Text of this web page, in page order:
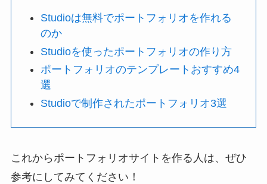
Studioは無料でポートフォリオを作れる
のか
Studioを使ったポートフォリオの作り方
ポートフォリオのテンプレートおすすめ4
選
Studioで制作されたポートフォリオ3選
これからポートフォリオサイトを作る人は、ぜひ
参考にしてみてください！